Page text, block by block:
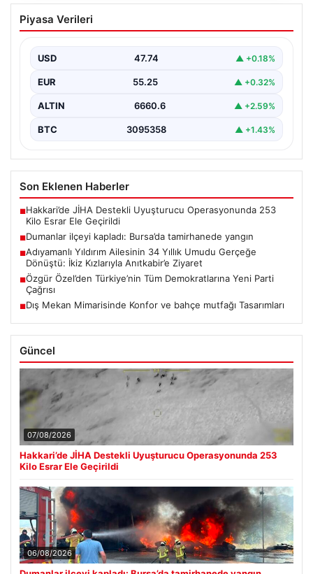
Dumanlar ilçeyi kapladı: Bursa’da
tamirhanede yangın
Piyasa Verileri
USD 47.74 ▲ +0.18%
EUR 55.25 ▲ +0.32%
ALTIN 6660.6 ▲ +2.59%
BTC 3095358 ▲ +1.43%
Son Eklenen Haberler
■Hakkari’de JİHA Destekli Uyuşturucu Operasyonunda 253
Kilo Esrar Ele Geçirildi
■Dumanlar ilçeyi kapladı: Bursa’da tamirhanede yangın
■Adıyamanlı Yıldırım Ailesinin 34 Yıllık Umudu Gerçeğe
Dönüştü: İkiz Kızlarıyla Anıtkabir’e Ziyaret
■Özgür Özel’den Türkiye’nin Tüm Demokratlarına Yeni Parti
Çağrısı
■Dış Mekan Mimarisinde Konfor ve bahçe mutfağı Tasarımları
Güncel
07/08/2026
Hakkari’de JİHA Destekli Uyuşturucu Operasyonunda 253
Kilo Esrar Ele Geçirildi
06/08/2026